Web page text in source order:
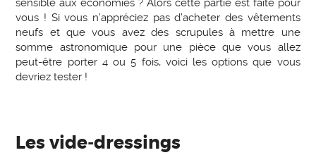
sensible aux économies ? Alors cette partie est faite pour
vous ! Si vous n’appréciez pas d’acheter des vêtements
neufs et que vous avez des scrupules à mettre une
somme astronomique pour une pièce que vous allez
peut-être porter 4 ou 5 fois, voici les options que vous
devriez tester !
Les vide-dressings